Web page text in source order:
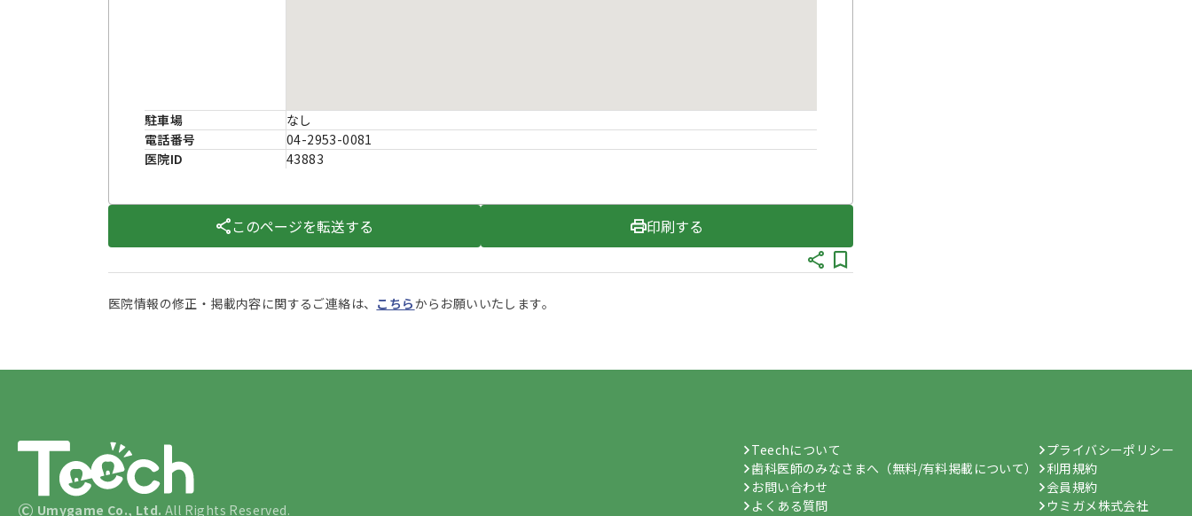
駐車場
なし
電話番号
04-2953-0081
医院ID
43883
このページを転送する 印刷する
医院情報の修正・掲載内容に関するご連絡は、 こちらからお願いいたします。
© Umygame Co., Ltd. All Rights Reserved.
Teechについて
歯科医師のみなさまへ（無料/有料掲載について）
お問い合わせ
よくある質問
プライバシーポリシー
利用規約
会員規約
ウミガメ株式会社